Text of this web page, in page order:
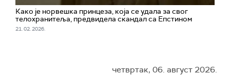
Како је норвешка принцеза, која се удала за свог
телохранитеља, предвидела скандал са Епстином
21. 02. 2026.
четвртак, 06. август 2026.